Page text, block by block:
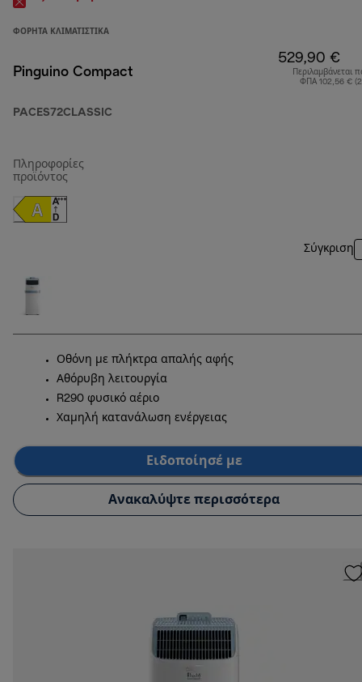
ΦΟΡΗΤΆ ΚΛΙΜΑΤΙΣΤΙΚΆ
Pinguino Compact
PACES72CLASSIC
529,90 €
Περιλαμβάνεται
ΦΠΑ 102,56 €
Πληροφορίες
προϊόντος
Σύγκριση
Οθόνη με πλήκτρα απαλής αφής
Αθόρυβη λειτουργία
R290 φυσικό αέριο
Χαμηλή κατανάλωση ενέργειας
Ειδοποίησέ με
Ανακαλύψτε περισσότερα